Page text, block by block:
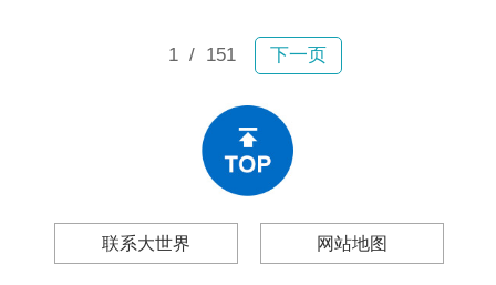
落。所幸均未造成人员伤亡，然而连
续两起事故为工程和物业管理领域敲
落绝非偶然现象。
1/ 151 下一页
联系大世界 网站地图